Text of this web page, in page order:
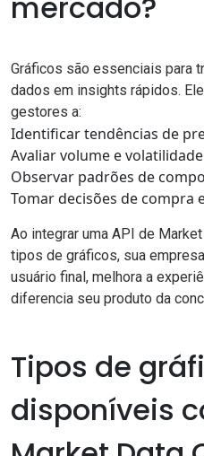
Gráficos são essenciais para
dados em insights rápidos.
gestores a:
Identificar tendências de
Avaliar volume e volatilidade
Observar padrões de
Tomar decisões de compra
Ao integrar uma API de
tipos de gráficos, sua
usuário final, melhora a
diferencia seu produto da
Tipos de
disponíveis